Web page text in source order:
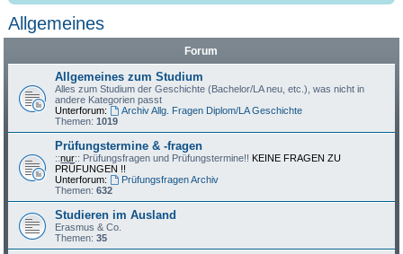
Allgemeines
Forum
Allgemeines zum Studium
Alles zum Studium der Geschichte (Bachelor/LA neu, etc.), was nicht in
andere Kategorien passt
Unterforum:
Archiv Allg. Fragen Diplom/LA Geschichte
Themen:1019
Prüfungstermine & -fragen
::nur:: Prüfungsfragen und Prüfungstermine!! KEINE FRAGEN ZU
PRÜFUNGEN !!
Unterforum:
Prüfungsfragen Archiv
Themen:632
Studieren im Ausland
Erasmus & Co.
Themen:35